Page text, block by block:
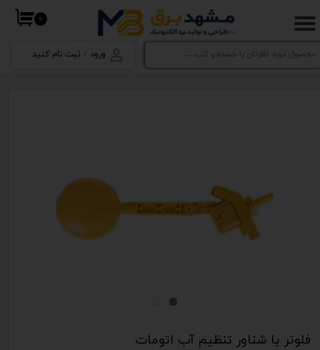
ورود / ثبت نام کنید
حساب کاربری من
تغییر گذر واژه
۰
فلوتر یا شناور تنظیم آب اتومات